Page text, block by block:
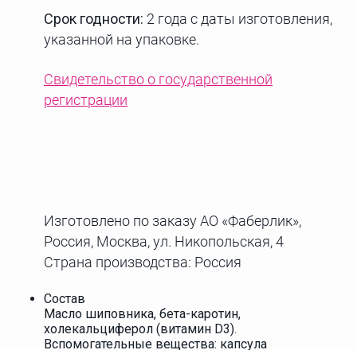
Срок годности: 2 года с даты изготовления,
указанной на упаковке.
Свидетельство о государственной
регистрации
Изготовлено по заказу АО «Фаберлик»,
Россия, Москва, ул. Никопольская, 4
Страна производства: Россия
Состав
Масло шиповника, бета-каротин,
холекальциферол (витамин D3).
Вспомогательные вещества: капсула